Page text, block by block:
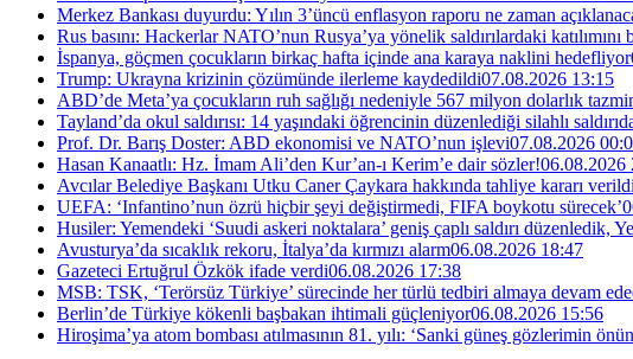
Merkez Bankası duyurdu: Yılın 3’üncü enflasyon raporu ne zaman
Rus basını: Hackerlar NATO’nun Rusya’ya yönelik saldırılardaki katılımını
İspanya, göçmen çocukların birkaç hafta içinde ana karaya naklini hedefliyor
Trump: Ukrayna krizinin çözümünde ilerleme kaydedildi07.08.2026 13:15
ABD’de Meta’ya çocukların ruh sağlığı nedeniyle 567 milyon dolarlık
Tayland’da okul saldırısı: 14 yaşındaki öğrencinin düzenlediği silahlı
Prof. Dr. Barış Doster: ABD ekonomisi ve NATO’nun işlevi07.08.2026
Hasan Kanaatlı: Hz. İmam Ali’den Kur’an-ı Kerim’e dair sözler!06.08.2026
Avcılar Belediye Başkanı Utku Caner Çaykara hakkında tahliye kararı verildi
UEFA: ‘Infantino’nun özrü hiçbir şeyi değiştirmedi, FIFA boykotu sürecek’
Husiler: Yemendeki ‘Suudi askeri noktalara’ geniş çaplı saldırı düzenledik,
Avusturya’da sıcaklık rekoru, İtalya’da kırmızı alarm06.08.2026 18:47
Gazeteci Ertuğrul Özkök ifade verdi06.08.2026 17:38
MSB: TSK, ‘Terörsüz Türkiye’ sürecinde her türlü tedbiri almaya devam
Berlin’de Türkiye kökenli başbakan ihtimali güçleniyor06.08.2026 15:56
Hiroşima’ya atom bombası atılmasının 81. yılı: ‘Sanki güneş gözlerimin